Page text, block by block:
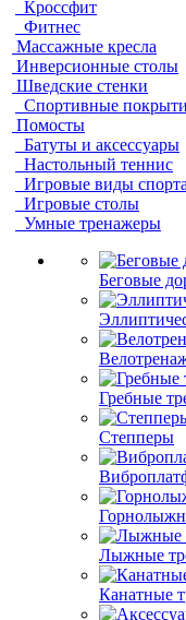
Кроссфит
Фитнес
Массажные кресла
Инверсионные столы
Шведские стенки
Спортивные
Помосты
Батуты и аксессуары
Настольный теннис
Игровые виды спорта
Игровые столы
Умные тренажеры
Беговые
Гребные
Степперы
Лыжные
Канатные